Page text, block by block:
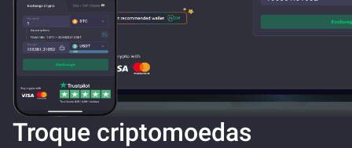
Troque criptomoedas